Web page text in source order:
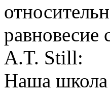
A.T. Still:
Наша школа